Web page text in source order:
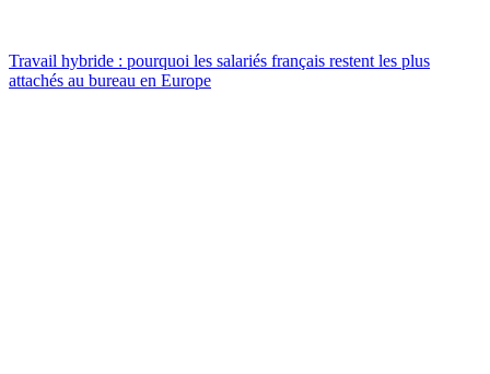
Travail hybride : pourquoi les salariés français restent les plus
attachés au bureau en Europe